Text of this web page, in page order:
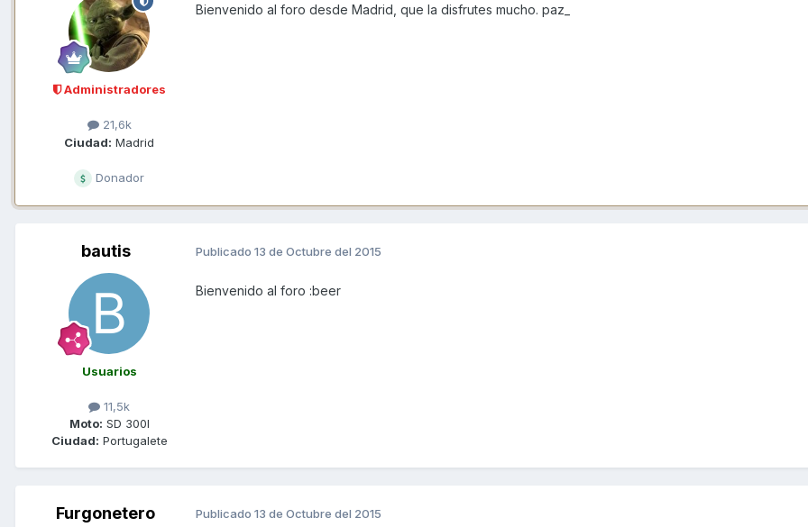
Administradores
21,6k
Ciudad: Madrid
Donador
Bienvenido al foro desde Madrid, que la disfrutes mucho. paz_
bautis
Usuarios
11,5k
Moto: SD 300I
Ciudad: Portugalete
Publicado 13 de Octubre del 2015
Bienvenido al foro :beer
Furgonetero Publicado 13 de Octubre del 2015